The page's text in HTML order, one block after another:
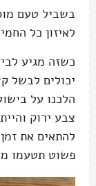
בשביל טעם
לאיזון כל
כשזה מגיע
יכולים לבשל
הלכנו על
צבע ירוק
להתאים את
פשוט תטעמו